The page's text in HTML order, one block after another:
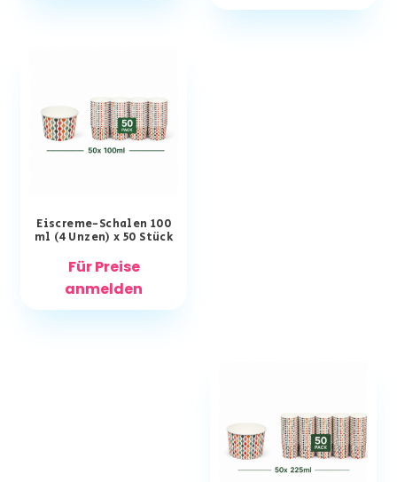
Eiscreme-Schalen 100
ml (4 Unzen) x 50 Stück
Für Preise
anmelden